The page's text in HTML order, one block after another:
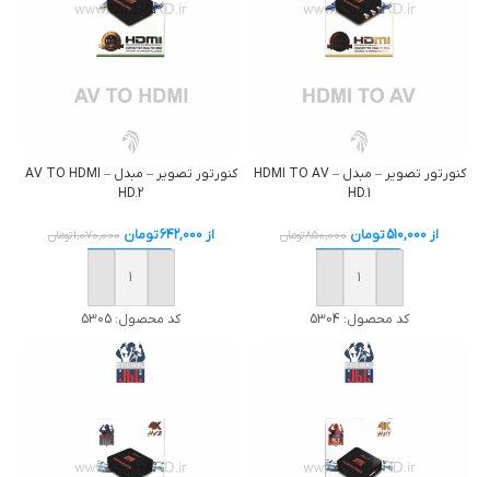
كنورتور تصوير – مبدل HDMI TO AV –
HD.1
از 510,000تومان 850,000تومان
خرید
کد محصول: 5304
كنورتور تصوير – مبدل AV TO HDMI –
HD.2
از642,000تومان 1,070,000تومان
خرید
کد محصول: 5305